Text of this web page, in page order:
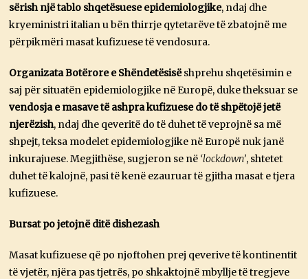
sërish një tablo shqetësuese epidemiologjike, ndaj dhe
kryeministri italian u bën thirrje qytetarëve të zbatojnë me
përpikmëri masat kufizuese të vendosura.
Organizata Botërore e Shëndetësisëshprehu shqetësimin e
saj për situatën epidemiologjike në Europë, duke theksuar se
vendosja e masave të ashpra kufizuese do të shpëtojë jetë
njerëzish, ndaj dhe qeveritë do të duhet të veprojnë sa më
shpejt, teksa modelet epidemiologjike në Europë nuk janë
inkurajuese. Megjithëse, sugjeron se në ‘lockdown’, shtetet
duhet të kalojnë, pasi të kenë ezauruar të gjitha masat e tjera
kufizuese.
Bursat po jetojnë ditë dishezash
Masat kufizuese që po njoftohen prej qeverive të kontinentit
të vjetër, njëra pas tjetrës, po shkaktojnë mbyllje të tregjeve